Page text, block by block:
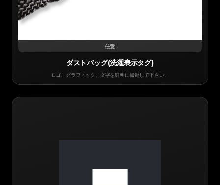
任意
ダストバッグ(洗濯表示タグ)
ロゴ、グラフィック、文字を鮮明に撮影して下さい。